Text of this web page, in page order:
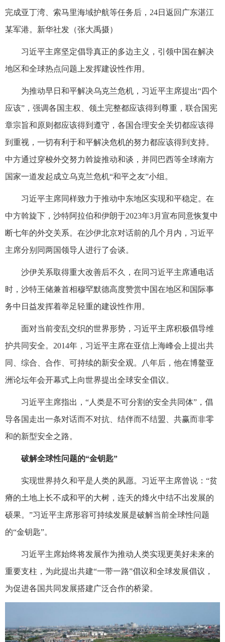
完成亚丁湾、索马里海域护航等任务后，24日返回广东湛江
某军港。新华社发（张大禹摄）
习近平主席坚定倡导真正的多边主义，引领中国在解决
地区和全球热点问题上发挥建设性作用。
为推动早日和平解决乌克兰危机，习近平主席提出“四个
应该”，强调各国主权、领土完整都应该得到尊重，联合国宪
章宗旨和原则都应该得到遵守，各国合理安全关切都应该得
到重视，一切有利于和平解决危机的努力都应该得到支持。
中方通过穿梭外交努力斡旋推动和谈，并同巴西等全球南方
国家一道发起成立乌克兰危机“和平之友”小组。
习近平主席同样致力于推动中东地区实现和平稳定。在
中方斡旋下，沙特阿拉伯和伊朗于2023年3月宣布同意恢复中
断七年的外交关系。在沙伊北京对话前的几个月内，习近平
主席分别同两国领导人进行了会谈。
沙伊关系取得重大改善后不久，在同习近平主席通电话
时，沙特王储兼首相穆罕默德高度赞赏中国在地区和国际事
务中日益发挥着举足轻重的建设性作用。
面对当前变乱交织的世界形势，习近平主席积极倡导维
护共同安全。2014年，习近平主席在亚信上海峰会上提出共
同、综合、合作、可持续的新安全观。八年后，他在博鳌亚
洲论坛年会开幕式上向世界提出全球安全倡议。
习近平主席指出，“人类是不可分割的安全共同体”，倡
导各国走出一条对话而不对抗、结伴而不结盟、共赢而非零
和的新型安全之路。
破解全球性问题的“金钥匙”
实现世界持久和平是人类的夙愿。习近平主席曾说：“贫
瘠的土地上长不成和平的大树，连天的烽火中结不出发展的
硕果。”习近平主席形容可持续发展是破解当前全球性问题
的“金钥匙”。
习近平主席始终将发展作为推动人类实现更美好未来的
重要支柱，为此提出共建“一带一路”倡议和全球发展倡议，
为促进各国共同发展搭建广泛合作的桥梁。